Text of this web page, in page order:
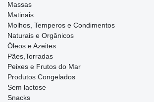
Massas
Matinais
Molhos, Temperos e Condimentos
Naturais e Orgânicos
Óleos e Azeites
Pães,Torradas
Peixes e Frutos do Mar
Produtos Congelados
Sem lactose
Snacks